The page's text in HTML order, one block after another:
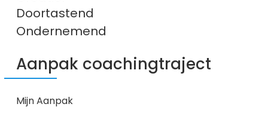
Doortastend
Ondernemend
Aanpak coachingtraject
Mijn Aanpak